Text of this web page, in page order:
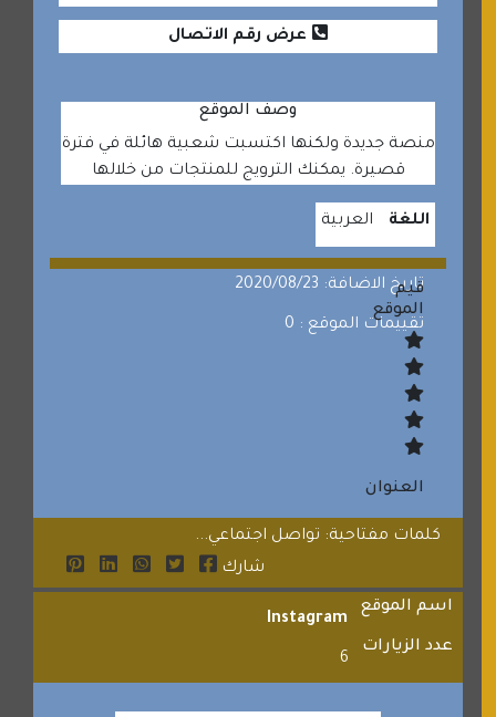
عرض رقم الاتصال
وصف الموقع
منصة جديدة ولكنها اكتسبت شعبية هائلة في فترة
قصيرة. يمكنك الترويج للمنتجات من خلالها
اللغة العربية
تاريخ الاضافة: 2020/08/23
تقييمات الموقع : 0
قيم
الموقع
العنوان
كلمات مفتاحية: تواصل اجتماعي...
شارك
اسم الموقع
Instagram
عدد الزيارات
6